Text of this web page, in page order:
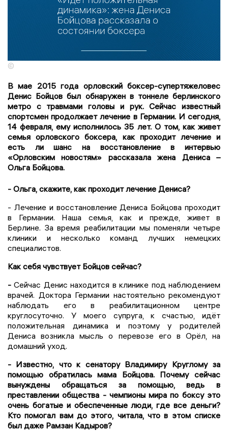
©
В мае 2015 года орловский боксер-супертяжеловес
Денис Бойцов был обнаружен в тоннеле берлинского
метро с травмами головы и рук. Сейчас известный
спортсмен продолжает лечение в Германии. И сегодня,
14 февраля, ему исполнилось 35 лет. О том, как живет
семья орловского боксера, как проходит лечение и
есть ли шанс на восстановление в интервью
«Орловским новостям» рассказала жена Дениса –
Ольга Бойцова.
- Ольга, скажите, как проходит лечение Дениса?
- Лечение и восстановление Дениса Бойцова проходит
в Германии. Наша семья, как и прежде, живет в
Берлине. За время реабилитации мы поменяли четыре
клиники и несколько команд лучших немецких
специалистов.
Как себя чувствует Бойцов сейчас?
-Сейчас Денис находится в клинике под наблюдением
врачей. Доктора Германии настоятельно рекомендуют
наблюдать его в реабилитационном центре
круглосуточно. У моего супруга, к счастью, идёт
положительная динамика и поэтому у родителей
Дениса возникла мысль о перевозе его в Орёл, на
домашний уход.
- Известно, что к сенатору Владимиру Круглому за
помощью обратилась мама Бойцова. Почему сейчас
вынуждены обращаться за помощью, ведь в
преставлении общества - чемпионы мира по боксу это
очень богатые и обеспеченные люди, где все деньги?
Кто помогал вам до этого, читала, что в этом списке
был даже Рамзан Кадыров?